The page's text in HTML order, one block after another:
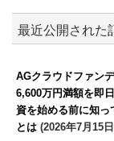
最近公開された
AGクラウドファン
6,600万円満額を即
資を始める前に知
とは (2026年7月15